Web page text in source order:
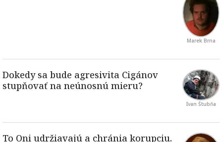
Marek Brna
Ivan Štubňa